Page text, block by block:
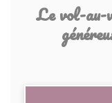
Le vol-au-